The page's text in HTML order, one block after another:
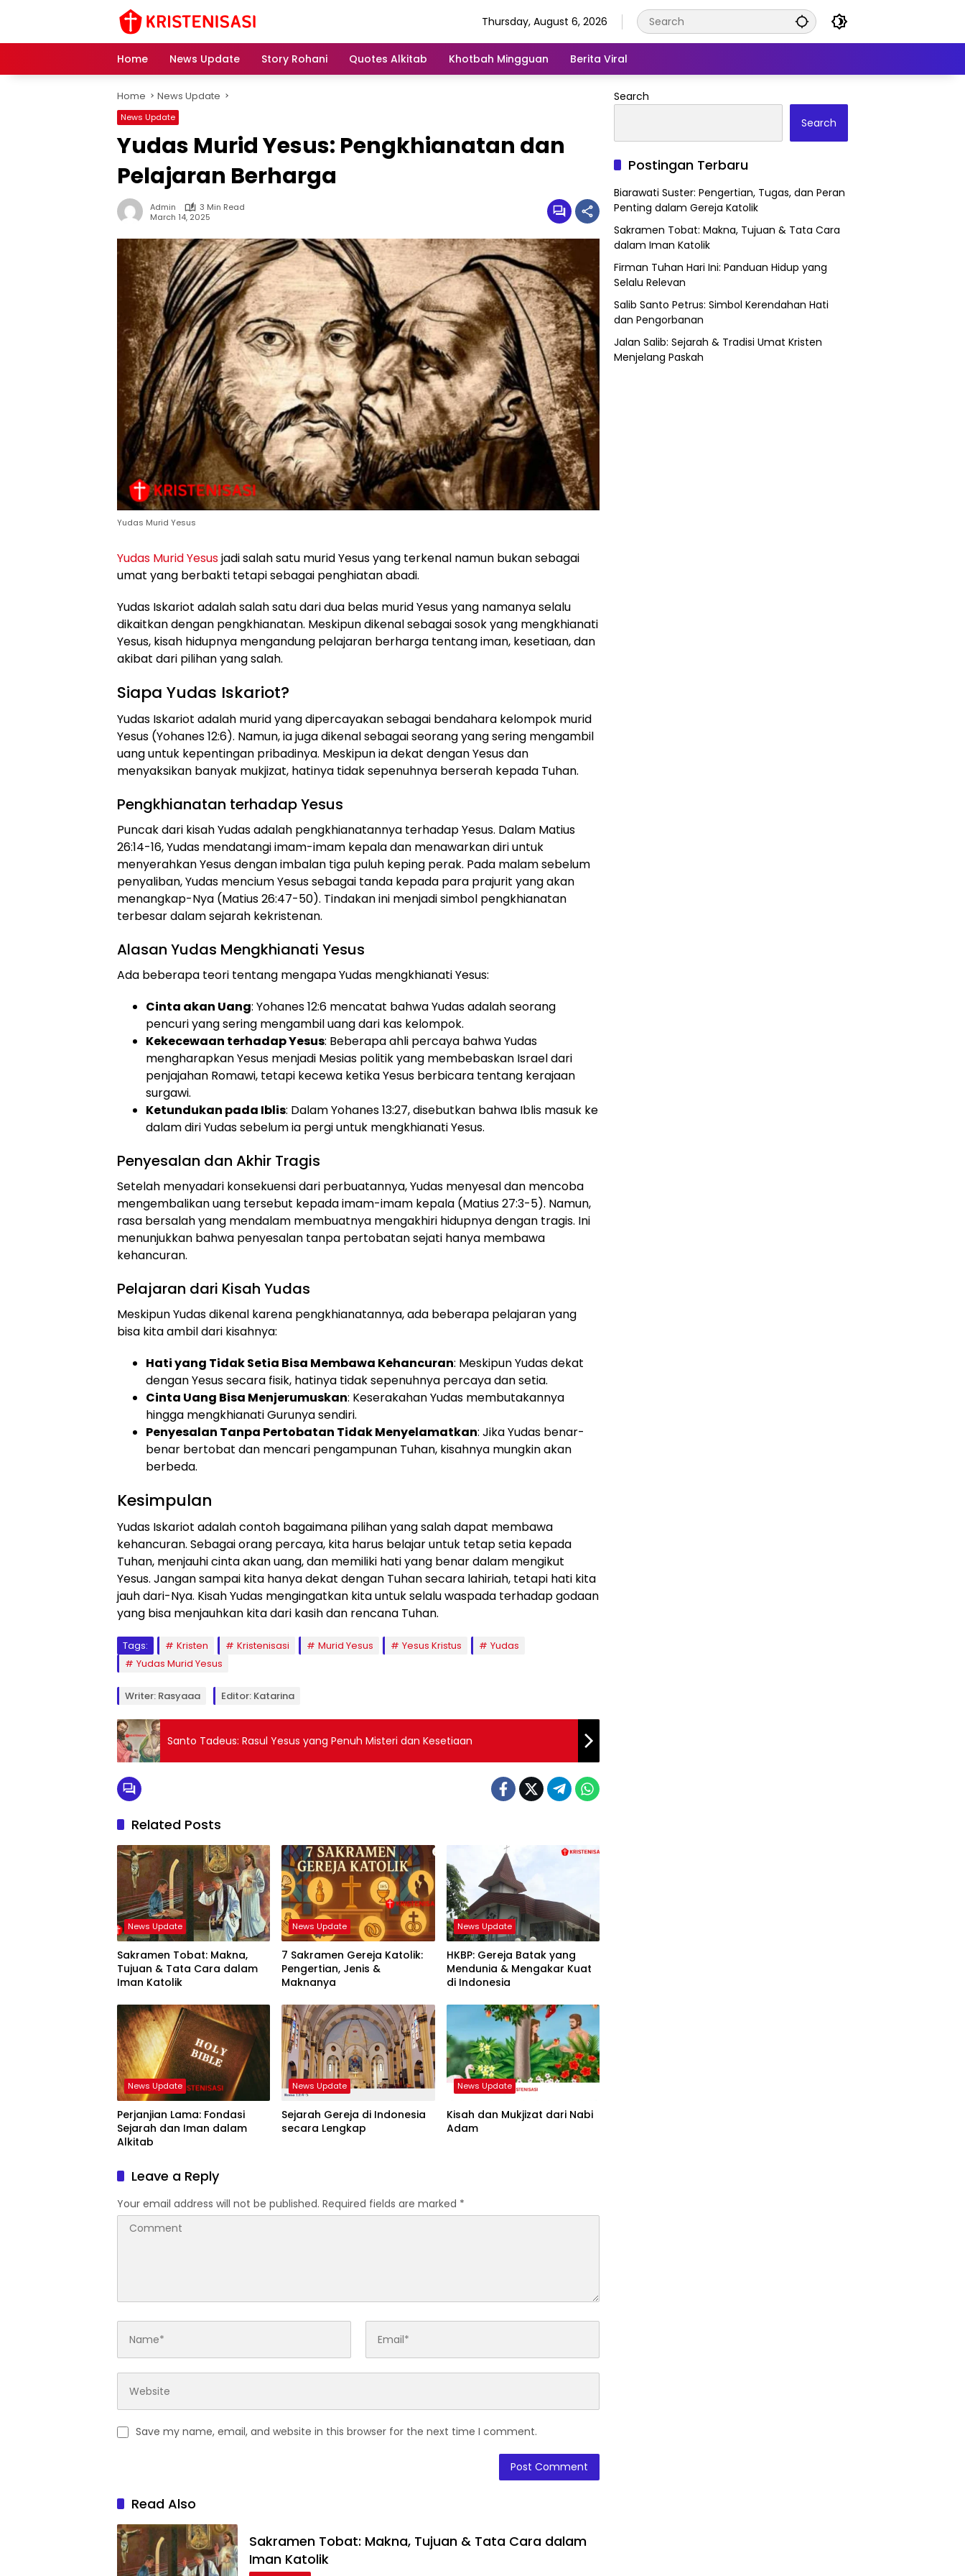
Thursday, August 6, 2026
Home News Update Story Rohani Quotes Alkitab Khotbah Mingguan Berita Viral
Home News Update
News Update
Yudas Murid Yesus: Pengkhianatan dan
Pelajaran Berharga
Admin
3 Min Read
March 14, 2025
Yudas Murid Yesus
Yudas Murid Yesusjadi salah satu murid Yesus yang terkenal namun bukan sebagai
umat yang berbakti tetapi sebagai penghiatan abadi.
Yudas Iskariot adalah salah satu dari dua belas murid Yesus yang namanya selalu
dikaitkan dengan pengkhianatan. Meskipun dikenal sebagai sosok yang mengkhianati
Yesus, kisah hidupnya mengandung pelajaran berharga tentang iman, kesetiaan, dan
akibat dari pilihan yang salah.
Siapa Yudas Iskariot?
Yudas Iskariot adalah murid yang dipercayakan sebagai bendahara kelompok murid
Yesus (Yohanes 12:6). Namun, ia juga dikenal sebagai seorang yang sering mengambil
uang untuk kepentingan pribadinya. Meskipun ia dekat dengan Yesus dan
menyaksikan banyak mukjizat, hatinya tidak sepenuhnya berserah kepada Tuhan.
Pengkhianatan terhadap Yesus
Puncak dari kisah Yudas adalah pengkhianatannya terhadap Yesus. Dalam Matius
26:14-16, Yudas mendatangi imam-imam kepala dan menawarkan diri untuk
menyerahkan Yesus dengan imbalan tiga puluh keping perak. Pada malam sebelum
penyaliban, Yudas mencium Yesus sebagai tanda kepada para prajurit yang akan
menangkap-Nya (Matius 26:47-50). Tindakan ini menjadi simbol pengkhianatan
terbesar dalam sejarah kekristenan.
Alasan Yudas Mengkhianati Yesus
Ada beberapa teori tentang mengapa Yudas mengkhianati Yesus:
Cinta akan Uang: Yohanes 12:6 mencatat bahwa Yudas adalah seorang
pencuri yang sering mengambil uang dari kas kelompok.
Kekecewaan terhadap Yesus: Beberapa ahli percaya bahwa Yudas
mengharapkan Yesus menjadi Mesias politik yang membebaskan Israel dari
penjajahan Romawi, tetapi kecewa ketika Yesus berbicara tentang kerajaan
surgawi.
Ketundukan pada Iblis: Dalam Yohanes 13:27, disebutkan bahwa Iblis masuk ke
dalam diri Yudas sebelum ia pergi untuk mengkhianati Yesus.
Penyesalan dan Akhir Tragis
Setelah menyadari konsekuensi dari perbuatannya, Yudas menyesal dan mencoba
mengembalikan uang tersebut kepada imam-imam kepala (Matius 27:3-5). Namun,
rasa bersalah yang mendalam membuatnya mengakhiri hidupnya dengan tragis. Ini
menunjukkan bahwa penyesalan tanpa pertobatan sejati hanya membawa
kehancuran.
Pelajaran dari Kisah Yudas
Meskipun Yudas dikenal karena pengkhianatannya, ada beberapa pelajaran yang
bisa kita ambil dari kisahnya:
Hati yang Tidak Setia Bisa Membawa Kehancuran: Meskipun Yudas dekat
dengan Yesus secara fisik, hatinya tidak sepenuhnya percaya dan setia.
Cinta Uang Bisa Menjerumuskan: Keserakahan Yudas membutakannya
hingga mengkhianati Gurunya sendiri.
Penyesalan Tanpa Pertobatan Tidak Menyelamatkan: Jika Yudas benar-
benar bertobat dan mencari pengampunan Tuhan, kisahnya mungkin akan
berbeda.
Kesimpulan
Yudas Iskariot adalah contoh bagaimana pilihan yang salah dapat membawa
kehancuran. Sebagai orang percaya, kita harus belajar untuk tetap setia kepada
Tuhan, menjauhi cinta akan uang, dan memiliki hati yang benar dalam mengikut
Yesus. Jangan sampai kita hanya dekat dengan Tuhan secara lahiriah, tetapi hati kita
jauh dari-Nya. Kisah Yudas mengingatkan kita untuk selalu waspada terhadap godaan
yang bisa menjauhkan kita dari kasih dan rencana Tuhan.
Tags: Kristen Kristenisasi Murid Yesus Yesus Kristus
Yudas
Yudas Murid Yesus
Writer: Rasyaaa Editor: Katarina
Santo Tadeus: Rasul Yesus yang Penuh Misteri dan Kesetiaan
Related Posts
News Update
Sakramen Tobat: Makna,
Tujuan & Tata Cara dalam
Iman Katolik
News Update
7 Sakramen Gereja Katolik:
Pengertian, Jenis &
Maknanya
News Update
HKBP: Gereja Batak yang
Mendunia & Mengakar Kuat
di Indonesia
News Update
Perjanjian Lama: Fondasi
Sejarah dan Iman dalam
Alkitab
News Update
Sejarah Gereja di Indonesia
secara Lengkap
News Update
Kisah dan Mukjizat dari Nabi
Adam
Leave a Reply
Your email address will not be published. Required fields are marked *
Save my name, email, and website in this browser for the next time I comment.
Read Also
Sakramen Tobat: Makna, Tujuan & Tata Cara dalam
Iman Katolik
Search
Search
Postingan Terbaru
Biarawati Suster: Pengertian, Tugas, dan Peran
Penting dalam Gereja Katolik
Sakramen Tobat: Makna, Tujuan & Tata Cara
dalam Iman Katolik
Firman Tuhan Hari Ini: Panduan Hidup yang
Selalu Relevan
Salib Santo Petrus: Simbol Kerendahan Hati
dan Pengorbanan
Jalan Salib: Sejarah & Tradisi Umat Kristen
Menjelang Paskah